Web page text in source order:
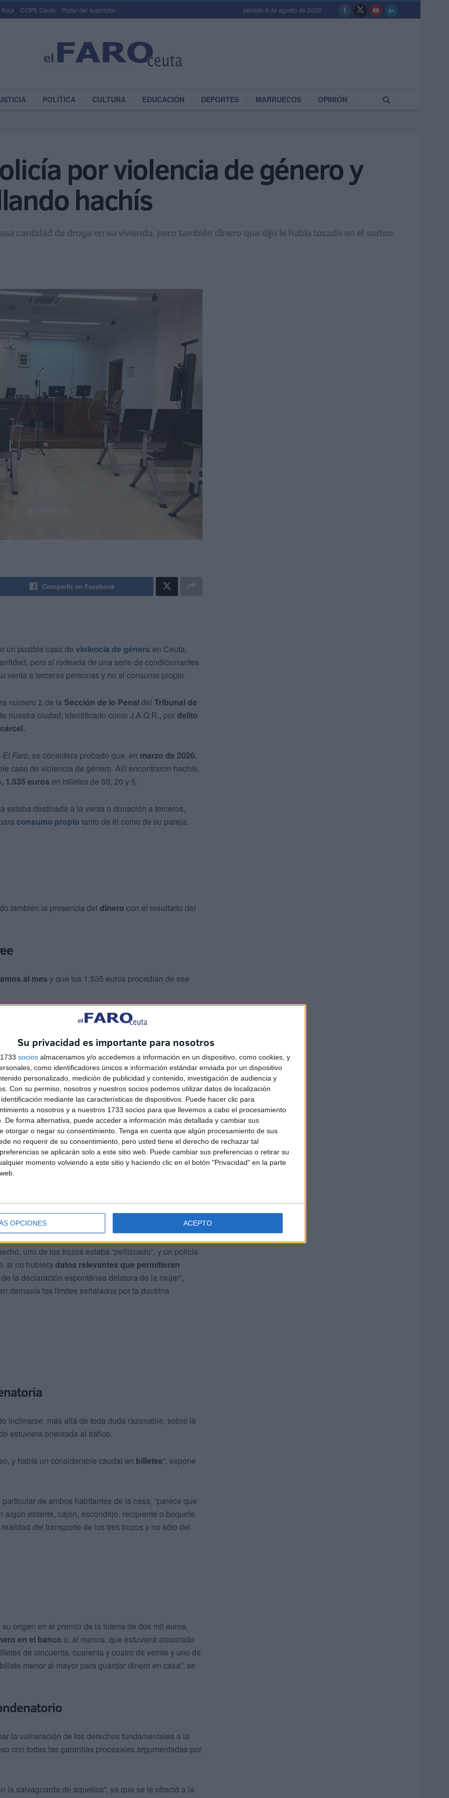
Su privacidad es importante para nosotros
socios almacenamos y/o accedemos a información en un dispositivo, como cookies, y
como identificadores únicos e información estándar enviada por un dispositivo
personalizado, medición de publicidad y contenido, investigación de audiencia y
Con su permiso, nosotros y nuestros socios podemos utilizar datos de localización
mediante las características de dispositivos. Puede hacer clic para
a nosotros y a nuestros 1733 socios para que llevemos a cabo el procesamiento
De forma alternativa, puede acceder a información más detallada y cambiar sus
otorgar o negar su consentimiento. Tenga en cuenta que algún procesamiento de sus
no requerir de su consentimiento, pero usted tiene el derecho de rechazar tal
se aplicarán solo a este sitio web. Puede cambiar sus preferencias o retirar su
momento volviendo a este sitio y haciendo clic en el botón "Privacidad" en la parte
OPCIONES ACEPTO
Roja COPE Ceuta Portal del suscriptor sábado 8 de agosto de 2026
POLÍTICA CULTURA EDUCACIÓN DEPORTES MARRUECOS OPINIÓN
por violencia de género y
hachís
cantidad de droga en su vivienda, pero también dinero que dijo le había tocado en el sorteo
Compartir en Facebook
un posible caso de violencia de género en Ceuta,
pero sí rodeada de una serie de condicionantes
venta a terceras personas y no al consumo propio.
número 2 de la Sección de lo Penal del Tribunal de
nuestra ciudad, identificado como J.A.Q.R., pordelito
El Faro, se considera probado que, en marzo de 2026,
caso de violencia de género. Allí encontraron hachís,
1.535 euros en billetes de 50, 20 y 5.
estaba destinada a la venta o donación a terceros,
consumo propio tanto de él como de su pareja.
también la presencia del dinero con el resultado del
al mes y que los 1.535 euros procedían de ese
declaraciones que llegaron a la vivienda por el
cuando la pareja del acusado les mostró “las
hachís y dinero en la caja fuerte cuya llave les facilitó.
personal.
el día del juicio con detalles como que la droga
de quien la consumía.
compartían la vida, cómo habrían de poseer dos
en la casa podrían haber estado destinados al
uno de los trozos estaba “pellizcado”, y un policía
si no hubiera datos relevantes que permitieran
de la declaración espontánea delatora de la mujer”,
demasía los límites señalados por la doctrina
inclinarse, más allá de toda duda razonable, sobre la
estuviera orientada al tráfico.
y había un considerable caudal en billetes”, expone
particular de ambos habitantes de la casa, “parece que
estante, cajón, escondrijo, recipiente o boquete
del transporte de los tres trozos y no sólo del
origen en el premio de la lotería de dos mil euros,
en el banco o, al menos, que estuviera atesorado
de cincuenta, cuarenta y cuatro de veinte y uno de
menor al mayor para guardar dinero en casa”, se
la vulneración de los derechos fundamentales a la
con todas las garantías procesales argumentadas por
la salvaguarda de aquellos”, ya que se le ofreció a la